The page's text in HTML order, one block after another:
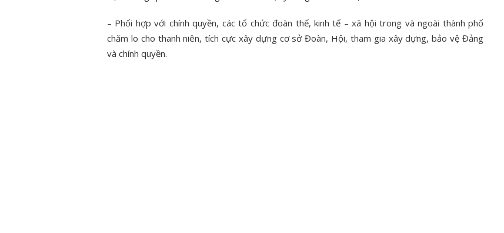
– Phối hợp với chính quyền, các tổ chức đoàn thể, kinh tế – xã hội trong và ngoài thành phố
chăm lo cho thanh niên, tích cực xây dựng cơ sở Đoàn, Hội, tham gia xây dựng, bảo vệ Đảng
và chính quyền.
BẢN TIN ĐIỆN TỬ “TUỔI TRẺ
VIỆT NAM NHỮNG CÂU
ĐOÀN VIÊN, SINH VIÊN CTUT
THAM GIA HỖ TRỢ CÔNG TÁC
ĐOÀN TRƯỜNG ĐẠI HỌC KỸ
THUẬT – CÔNG NGHỆ CẦN